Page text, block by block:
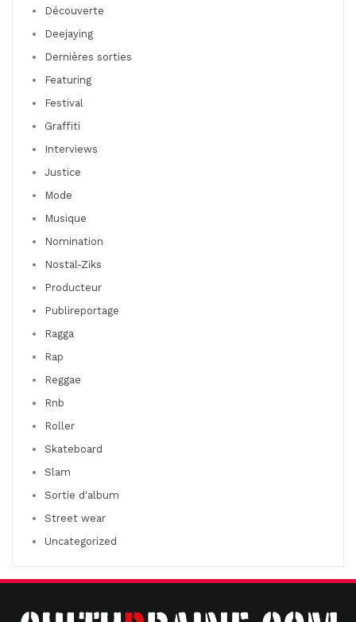
Découverte
Deejaying
Dernières sorties
Featuring
Festival
Graffiti
Interviews
Justice
Mode
Musique
Nomination
Nostal-Ziks
Producteur
Publireportage
Ragga
Rap
Reggae
Rnb
Roller
Skateboard
Slam
Sortie d'album
Street wear
Uncategorized